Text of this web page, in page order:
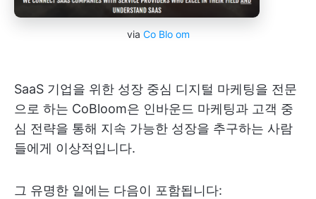
via Co Blo om
SaaS 기업을 위한 성장 중심 디지털 마케팅을 전문
으로 하는 CoBloom은 인바운드 마케팅과 고객 중
심 전략을 통해 지속 가능한 성장을 추구하는 사람
들에게 이상적입니다.
그 유명한 일에는 다음이 포함됩니다: